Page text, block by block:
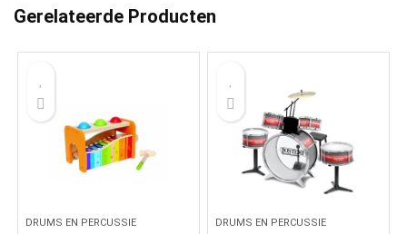
Gerelateerde Producten
DRUMS EN PERCUSSIE DRUMS EN PERCUSSIE